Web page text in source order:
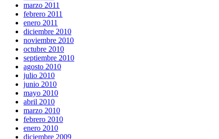
marzo 2011
febrero 2011
enero 2011
diciembre 2010
noviembre 2010
octubre 2010
septiembre 2010
agosto 2010
julio 2010
junio 2010
mayo 2010
abril 2010
marzo 2010
febrero 2010
enero 2010
diciembre 2009